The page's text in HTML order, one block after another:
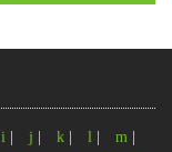
i j k l m